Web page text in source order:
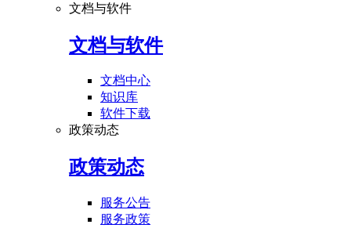
文档与软件
文档与软件
文档中心
知识库
软件下载
政策动态
政策动态
服务公告
服务政策